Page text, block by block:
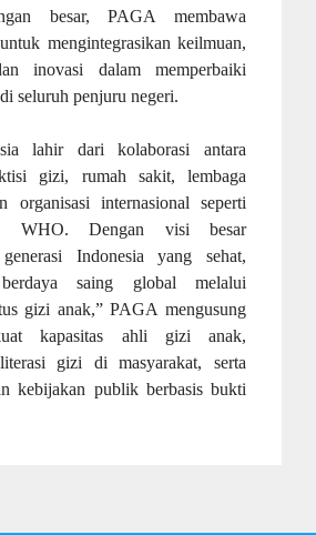
besar, PAGA membawa
mengintegrasikan keilmuan,
inovasi dalam memperbaiki
seluruh penjuru negeri.
lahir dari kolaborasi antara
gizi, rumah sakit, lembaga
organisasi internasional seperti
WHO. Dengan visi besar
Indonesia yang sehat,
saing global melalui
gizi anak,” PAGA mengusung
kapasitas ahli gizi anak,
gizi di masyarakat, serta
kebijakan publik berbasis bukti